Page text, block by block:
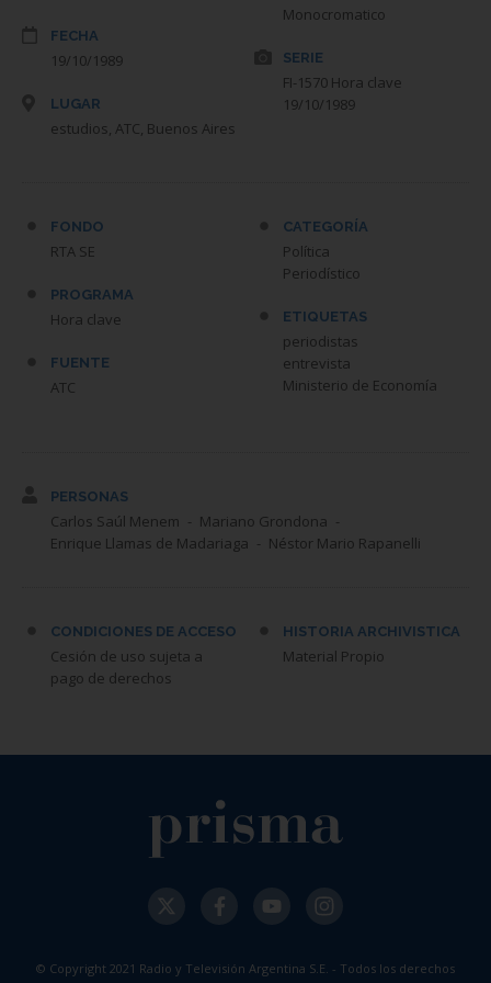
FECHA
19/10/1989
LUGAR
estudios, ATC, Buenos Aires
Monocromatico
SERIE
FI-1570 Hora clave
19/10/1989
FONDO
RTA SE
PROGRAMA
Hora clave
FUENTE
ATC
CATEGORÍA
Política
Periodístico
ETIQUETAS
periodistas
entrevista
Ministerio de Economía
PERSONAS
Carlos Saúl Menem
Mariano Grondona
Enrique Llamas de Madariaga
Néstor Mario Rapanelli
CONDICIONES DE ACCESO
Cesión de uso sujeta a
pago de derechos
HISTORIA ARCHIVISTICA
Material Propio
© Copyright 2021 Radio y Televisión Argentina S.E. - Todos los derechos